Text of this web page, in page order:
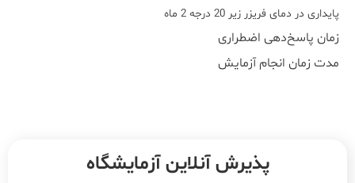
پایداری در دمای فریزر زیر 20 درجه 2 ماه
زمان پاسخ‌دهی اضطراری
مدت زمان انجام آزمایش
پذیرش آنلاین آزمایشگاه